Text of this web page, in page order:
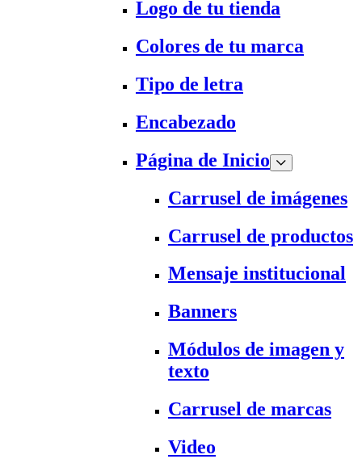
Logo de tu tienda
Colores de tu marca
Tipo de letra
Encabezado
Página de Inicio
Carrusel de imágenes
Carrusel de productos
Mensaje institucional
Banners
Módulos de imagen y
texto
Carrusel de marcas
Video